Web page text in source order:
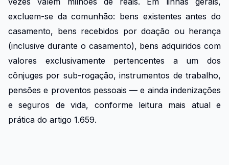
excluem-se da comunhão: bens existentes antes do
casamento, bens recebidos por doação ou herança
(inclusive durante o casamento), bens adquiridos com
valores exclusivamente pertencentes a um dos
cônjuges por sub-rogação, instrumentos de trabalho,
pensões e proventos pessoais — e ainda indenizações
e seguros de vida, conforme leitura mais atual e
prática do artigo 1.659.